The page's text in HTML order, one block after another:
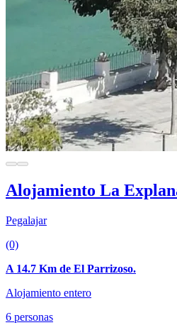
Alojamiento La
Pegalajar
(0)
A 14.7 Km de El Parrizoso.
Alojamiento entero
6 personas